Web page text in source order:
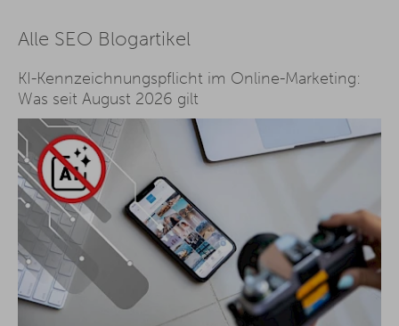
Alle SEO Blogartikel
KI-Kennzeichnungspflicht im Online-Marketing:
Was seit August 2026 gilt